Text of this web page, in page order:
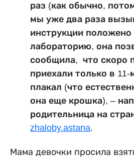
раз (как обычно,
мы уже два раза
инструкции положено
лабораторию, она
сообщила, что скоро
приехали только в 11-
плакал (что
она еще крошка), –
родительница на
zhaloby.astana.
Мама девочки просила